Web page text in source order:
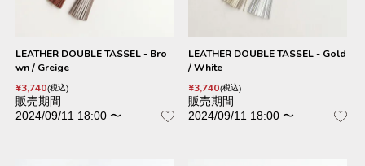
LEATHER DOUBLE TASSEL - Bro
wn / Greige
¥3,740 税込
販売期間
2024/09/11 18:00 〜
LEATHER DOUBLE TASSEL - Gold
/ White
¥3,740 税込
販売期間
2024/09/11 18:00 〜